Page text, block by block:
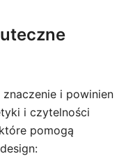
i powinien
i czytelności
pomogą